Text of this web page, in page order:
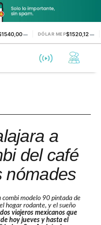
▬ DÓLAR MEP$1520,12 ▬
a
del café
nómades
combi modelo 90 pintada de
hogar rodante, y el sueño
viajeros mexicanos que
hoy jueves y hasta el